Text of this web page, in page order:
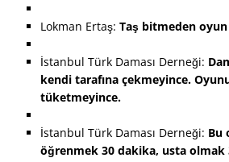
Lokman Ertaş: Taş bitmeden
İstanbul Türk Daması Derneği:
kendi tarafına çekmeyince.
tüketmeyince.
İstanbul Türk Daması Derneği: Bu
öğrenmek 30 dakika, usta olmak